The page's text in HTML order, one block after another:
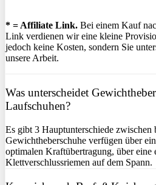
* = Affiliate Link. Bei einem Kauf
Link verdienen wir eine kleine
jedoch keine Kosten, sondern Sie
unsere Arbeit.
Was unterscheidet
Laufschuhen?
Es gibt 3 Hauptunterschiede zwischen
Gewichtheberschuhe verfügen über
optimalen Kraftübertragung, über eine
Klettverschlussriemen auf dem Spann.